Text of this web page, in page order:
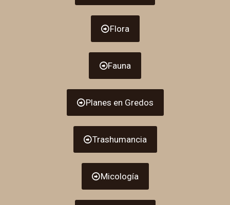
Flora
Fauna
Planes en Gredos
Trashumancia
Micología